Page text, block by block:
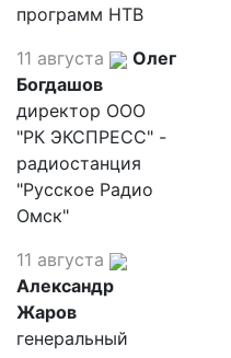
программ НТВ
11 августа
Олег
Богдашов
директор ООО
"РК ЭКСПРЕСС" -
радиостанция
"Русское Радио
Омск"
11 августа
Александр
Жаров
генеральный